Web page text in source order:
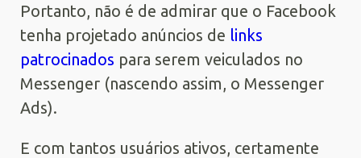
Portanto, não é de admirar que o Facebook
tenha projetado anúncios de links
patrocinados para serem veiculados no
Messenger (nascendo assim, o Messenger
Ads).
E com tantos usuários ativos, certamente